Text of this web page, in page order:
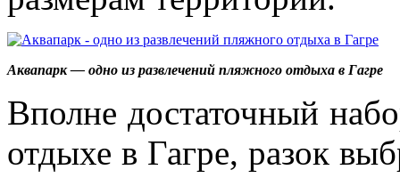
Аквапарк — одно из развлечений пляжного отдыха в Гагре
Вполне достаточный
отдыхе в Гагре, разок